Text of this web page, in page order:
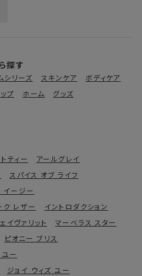
探す
シリーズ スキンケア
ボディケア
プ ホーム
グッズ
ティー
アールグレイ
スパイス オブ ライフ
イージー
ク レザー
イントロダクション
イヴァリット
マーベラス スター
ピオニー ブリス
ー
ジョイ ウィズ ユー